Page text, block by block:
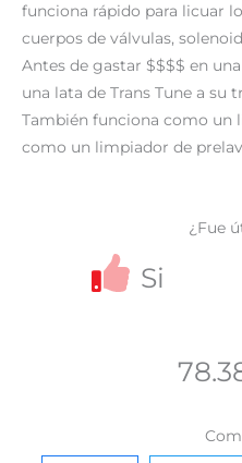
funciona rápido para licuar
cuerpos de válvulas,
Antes de gastar $$$$ en
una lata de Trans Tune a su
También funciona como un
como un limpiador de
¿Fue
Si